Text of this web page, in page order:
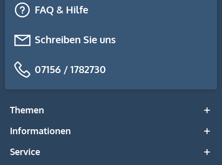
FAQ & Hilfe
Schreiben Sie uns
07156 / 1782730
Themen
Informationen
Service